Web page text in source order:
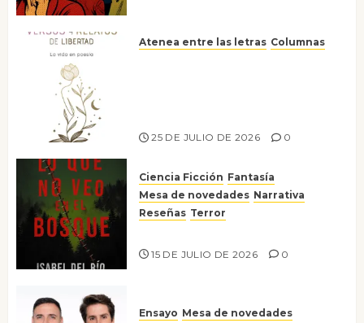
Atenea entre las letras Columnas
25 DE JULIO DE 2026 0
Ciencia Ficción Fantasía
Mesa de novedades Narrativa
Reseñas Terror
15 DE JULIO DE 2026 0
Ensayo Mesa de novedades